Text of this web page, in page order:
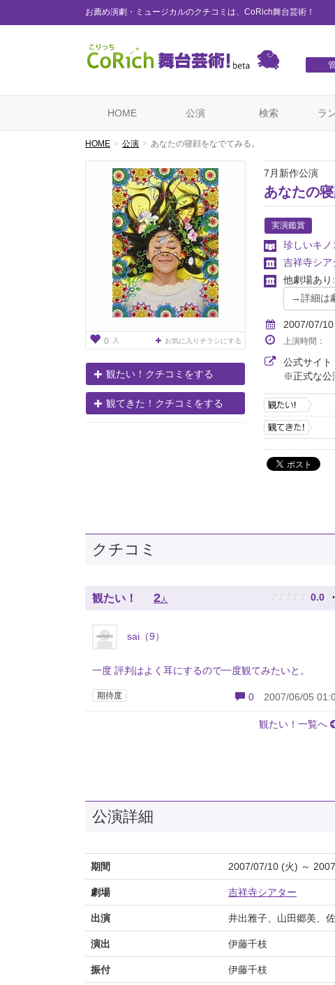
お薦め演劇・ミュージカルのクチコミは、CoRich舞台芸術！
HOME 公演 検索 ラ
HOME 公演 あなたの寝顔をなでてみる。
0 人 お気に入りチラシにする
観たい！クチコミをする
観てきた！クチコミをする
7月新作公演
あなたの
実演鑑賞
珍しいキノ
吉祥寺シア
他劇場あり:
2007/07/
上演時間：
公式サイト
※正式な公
クチコミ
観たい！ 2 人 ♪ ♪ ♪ ♪ ♪ 0.0
sai（9）
一度 評判はよく耳にするので一度観てみたいと。
期待度 0 2007/06/05
観たい！一覧へ
公演詳細
期間 2007/07/10 (火) ～
劇場 吉祥寺シアター
出演 井出雅子、山田郷美、
演出 伊藤千枝
振付 伊藤千枝